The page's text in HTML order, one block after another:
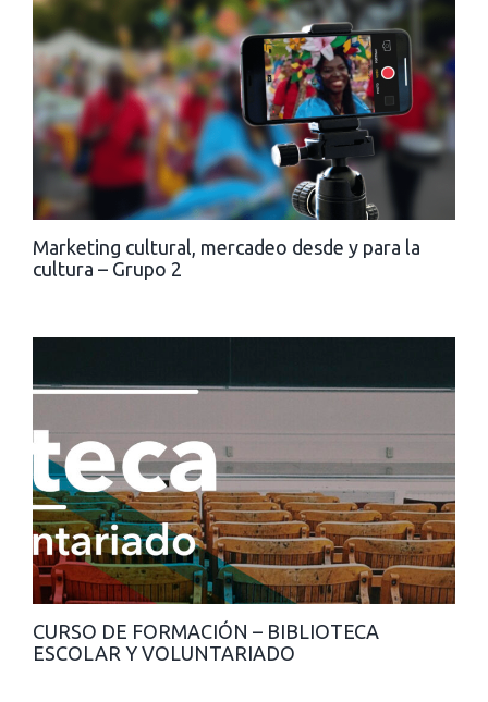
Marketing cultural, mercadeo desde y para la
cultura – Grupo 2
CURSO DE FORMACIÓN – BIBLIOTECA
ESCOLAR Y VOLUNTARIADO